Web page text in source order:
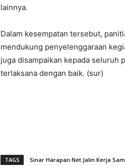
lainnya.
Dalam kesempatan tersebut,
mendukung penyelenggaraan
juga disampaikan kepada seluruh
terlaksana dengan baik. (sur)
TAGS Sinar Harapan Net Jalin Kerja